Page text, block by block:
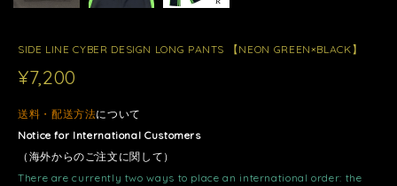
SIDE LINE CYBER DESIGN LONG PANTS 【NEON GREEN×BLACK】
¥7,200
送料・配送方法について
Notice for International Customers
（海外からのご注文に関して）
There are currently two ways to place an international order: the